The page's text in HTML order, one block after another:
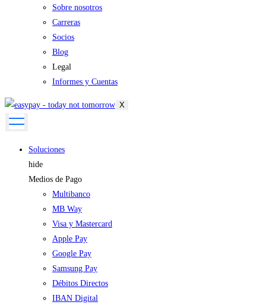
Sobre nosotros
Carreras
Socios
Blog
Legal
Informes y Cuentas
X
Soluciones
hide
Medios de Pago
Multibanco
MB Way
Visa y Mastercard
Apple Pay
Google Pay
Samsung Pay
Débitos Directos
IBAN Digital